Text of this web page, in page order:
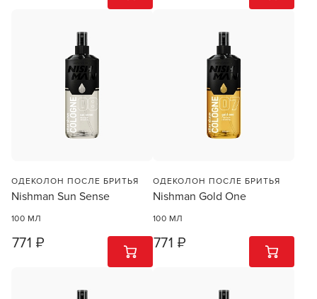
ОДЕКОЛОН ПОСЛЕ БРИТЬЯ
Nishman Sun Sense
100 МЛ
771 ₽ 1 ШТ
ОДЕКОЛОН ПОСЛЕ БРИТЬЯ
Nishman Gold One
100 МЛ
771 ₽ 1 ШТ